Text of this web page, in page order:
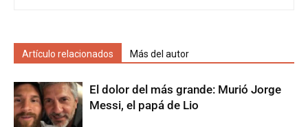
Artículo relacionados Más del autor
El dolor del más grande: Murió Jorge
Messi, el papá de Lio